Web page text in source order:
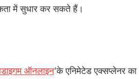
में सुधार कर सकते हैं।
ऑनलाइन‘के एनिमेटेड एक्सप्लेनर का